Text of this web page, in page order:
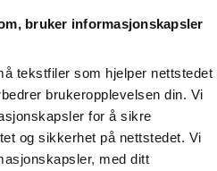
bruker informasjonskapsler
tekstfiler som hjelper nettstedet
brukeropplevelsen din. Vi
for å sikre
og sikkerhet på nettstedet. Vi
med ditt